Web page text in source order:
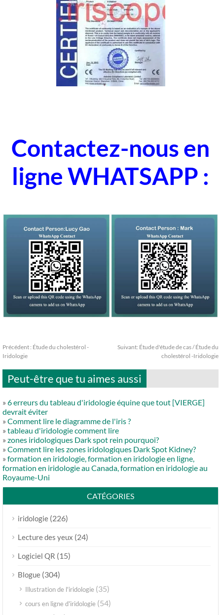
Contactez-nous en
ligne WHATSAPP :
Précédent : Étude du cholestérol -
Iridologie
Suivant: Étude d'étude de cas / Étude du
cholestérol -Iridologie
Peut-être que tu aimes aussi
» 6 erreurs du tableau d'iridologie équine que tout [VIERGE]
devrait éviter
» Comment lire le diagramme de l'iris ?
» tableau d'iridologie comment lire
» zones iridologiques Dark spot rein pourquoi?
» Comment lire les zones iridologiques Dark Spot Kidney?
» formation en iridologie, formation en iridologie en ligne,
formation en iridologie au Canada, formation en iridologie au
Royaume-Uni
CATÉGORIES
iridologie (226)
Lecture des yeux (24)
Logiciel QR (15)
Blogue (304)
Illustration de l'iridologie (35)
cours en ligne d'iridologie (54)